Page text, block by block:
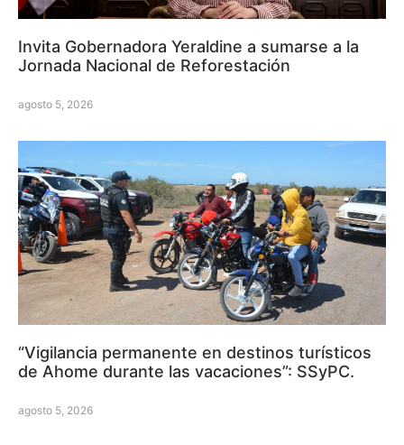
Invita Gobernadora Yeraldine a sumarse a la
Jornada Nacional de Reforestación
agosto 5, 2026
“Vigilancia permanente en destinos turísticos
de Ahome durante las vacaciones”: SSyPC.
agosto 5, 2026